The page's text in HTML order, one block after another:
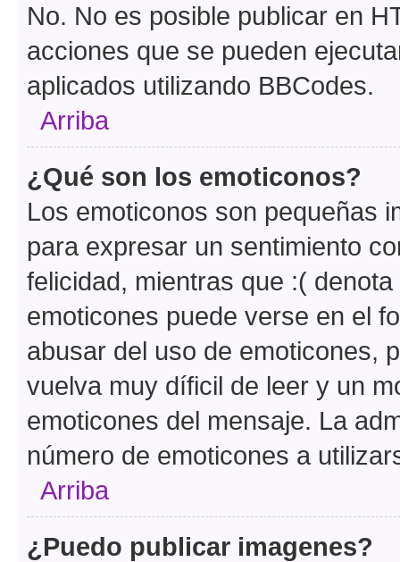
No. No es posible publicar en
acciones que se pueden
aplicados utilizando BBCodes.
Arriba
¿Qué son los emoticonos?
Los emoticonos son pequeñas
para expresar un sentimiento
felicidad, mientras que :(
emoticones puede verse en el
abusar del uso de emoticones,
vuelva muy díficil de leer y un
emoticones del mensaje. La
número de emoticones a
Arriba
¿Puedo publicar imagenes?